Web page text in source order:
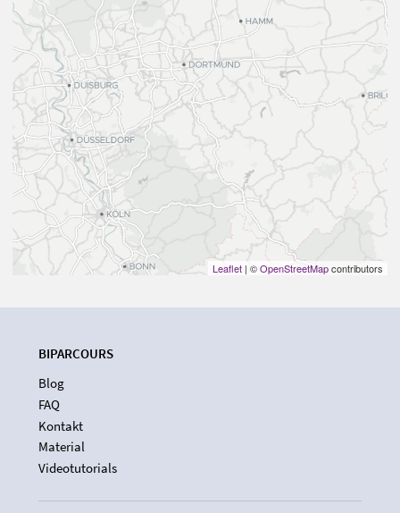
Leaflet | ©OpenStreetMapcontributors
BIPARCOURS
Blog
FAQ
Kontakt
Material
Videotutorials